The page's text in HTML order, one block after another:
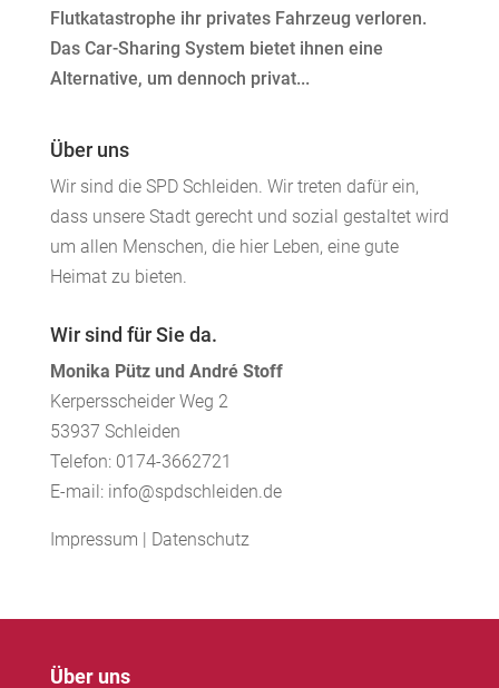
Flutkatastrophe ihr privates Fahrzeug verloren.
Das Car-Sharing System bietet ihnen eine
Alternative, um dennoch privat...
Über uns
Wir sind die SPD Schleiden. Wir treten dafür ein,
dass unsere Stadt gerecht und sozial gestaltet wird
um allen Menschen, die hier Leben, eine gute
Heimat zu bieten.
Wir sind für Sie da.
Monika Pütz und André Stoff
Kerpersscheider Weg 2
53937 Schleiden
Telefon: 0174-3662721
E-mail: info@spdschleiden.de
Impressum | Datenschutz
Über uns